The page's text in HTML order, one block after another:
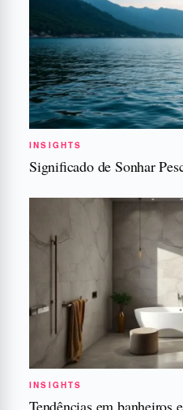
INSIGHTS
Significado de Sonhar
INSIGHTS